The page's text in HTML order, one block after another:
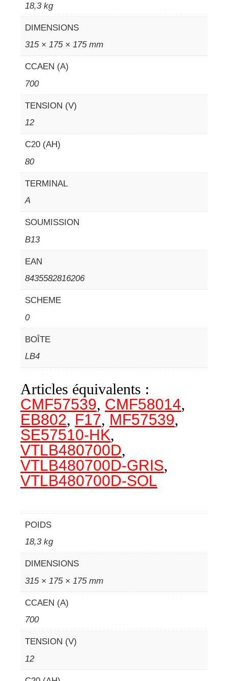
18,3 kg
DIMENSIONS
315 × 175 × 175 mm
CCAEN (A)
700
TENSION (V)
12
C20 (AH)
80
TERMINAL
A
SOUMISSION
B13
EAN
8435582816206
SCHEME
0
BOÎTE
LB4
Articles équivalents :
CMF57539, CMF58014,
EB802, F17, MF57539,
SE57510-HK,
VTLB480700D,
VTLB480700D-GRIS,
VTLB480700D-SOL
POIDS
18,3 kg
DIMENSIONS
315 × 175 × 175 mm
CCAEN (A)
700
TENSION (V)
12